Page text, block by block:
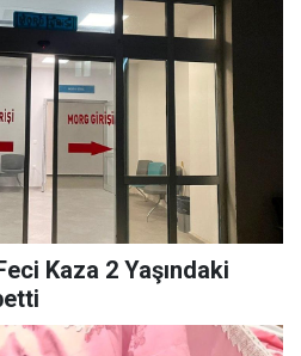
Kaza 2 Yaşındaki